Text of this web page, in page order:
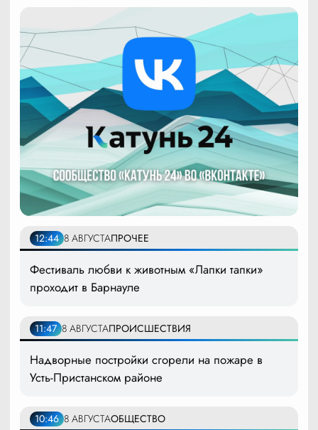
12:44 8 АВГУСТАПРОЧЕЕ
Фестиваль любви к животным «Лапки тапки»
проходит в Барнауле
11:47 8 АВГУСТАПРОИСШЕСТВИЯ
Надворные постройки сгорели на пожаре в
Усть-Пристанском районе
10:46 8 АВГУСТАОБЩЕСТВО